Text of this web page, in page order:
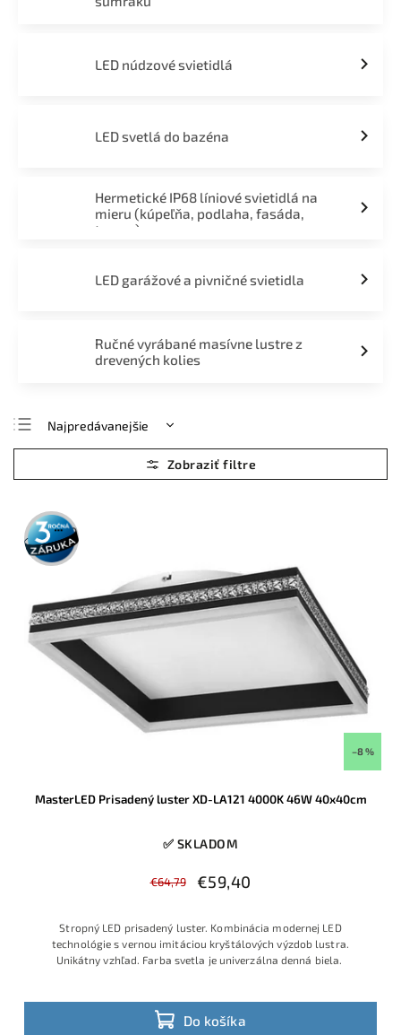
LED núdzové svietidlá
LED svetlá do bazéna
Hermetické IP68 líniové svietidlá na
mieru (kúpeľňa, podlaha, fasáda,
terasa)
LED garážové a pivničné svietidla
Ručné vyrábané masívne lustre z
drevených kolies
Najpredávanejšie
Najlacnejšie
Najdrahšie
Abecedne
3 roky
záruka
–8 %
MasterLED Prisadený luster XD-LA121 4000K 46W 40x40cm
✅ SKLADOM
€64,79 €59,40
Do košíka
Stropný LED prisadený luster. Kombinácia modernej LED
technológie s vernou imitáciou kryštálových výzdob lustra.
Unikátny vzhľad. Farba svetla je univerzálna denná biela.